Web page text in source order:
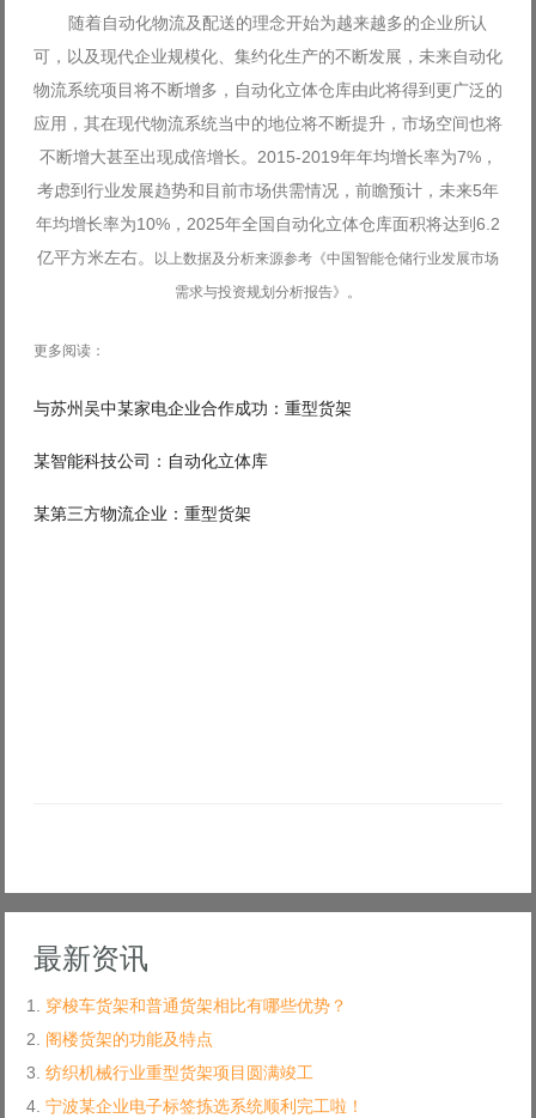
随着自动化物流及配送的理念开始为越来越多的企业所认
可，以及现代企业规模化、集约化生产的不断发展，未来自动化
物流系统项目将不断增多，自动化立体仓库由此将得到更广泛的
应用，其在现代物流系统当中的地位将不断提升，市场空间也将
不断增大甚至出现成倍增长。2015-2019年年均增长率为7%，
考虑到行业发展趋势和目前市场供需情况，前瞻预计，未来5年
年均增长率为10%，2025年全国自动化立体仓库面积将达到6.2
亿平方米左右。
以上数据及分析来源参考《中国智能仓储行业发展市场
需求与投资规划分析报告》。
更多阅读：
与苏州吴中某家电企业合作成功：重型货架
某智能科技公司：自动化立体库
某第三方物流企业：重型货架
最新资讯
穿梭车货架和普通货架相比有哪些优势？
阁楼货架的功能及特点
纺织机械行业重型货架项目圆满竣工
宁波某企业电子标签拣选系统顺利完工啦！